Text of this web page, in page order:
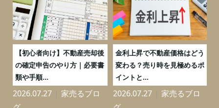
【初心者向け】不動産売却後
の確定申告のやり方｜必要書
類や手順...
2026.07.27
家売るブロ
金利上昇で不動産価格はどう
変わる？売り時を見極めるポ
イントと...
2026.07.27
家売るブロ